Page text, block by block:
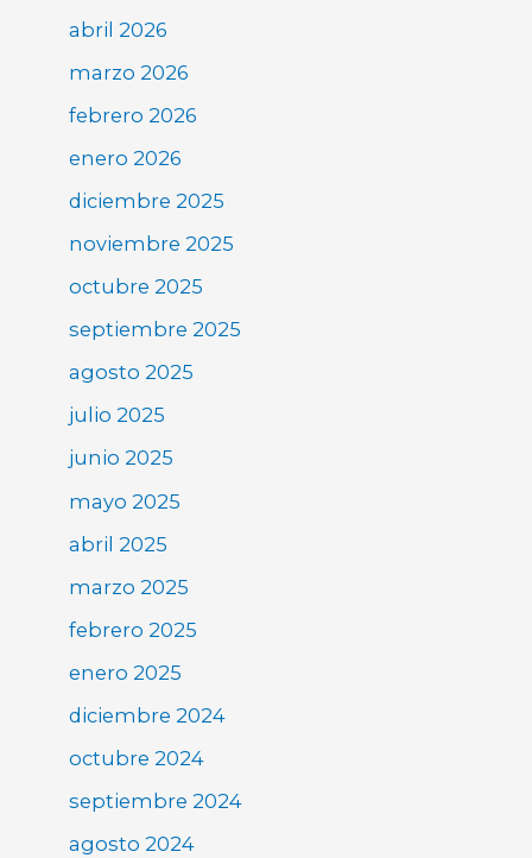
abril 2026
marzo 2026
febrero 2026
enero 2026
diciembre 2025
noviembre 2025
octubre 2025
septiembre 2025
agosto 2025
julio 2025
junio 2025
mayo 2025
abril 2025
marzo 2025
febrero 2025
enero 2025
diciembre 2024
octubre 2024
septiembre 2024
agosto 2024